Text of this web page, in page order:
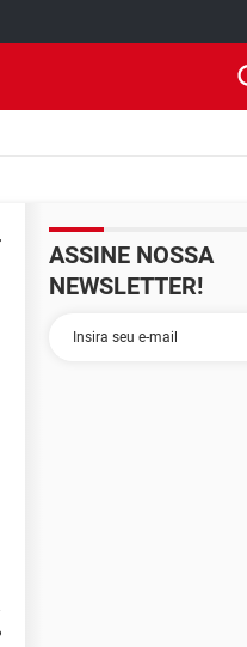
ASSINE NOSSA
NEWSLETTER!